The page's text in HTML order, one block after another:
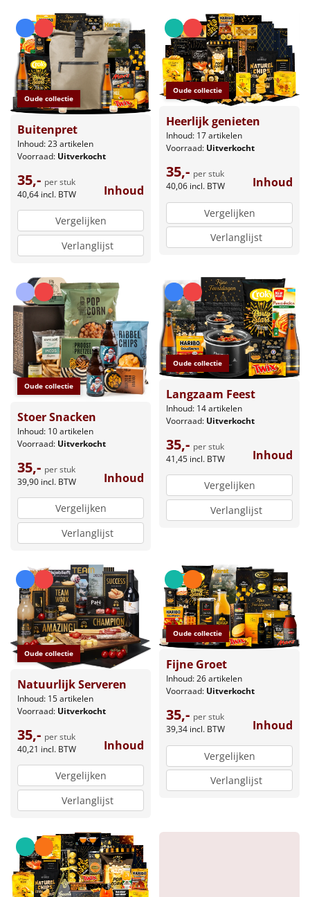
Oude collectie
Buitenpret
Inhoud: 23 artikelen
Voorraad: Uitverkocht
35,- per stuk
40,64 incl. BTW Inhoud
Vergelijken
Verlanglijst
Oude collectie
Heerlijk genieten
Inhoud: 17 artikelen
Voorraad: Uitverkocht
35,- per stuk
40,06 incl. BTW Inhoud
Vergelijken
Verlanglijst
Oude collectie
Stoer Snacken
Inhoud: 10 artikelen
Voorraad: Uitverkocht
35,- per stuk
39,90 incl. BTW Inhoud
Vergelijken
Verlanglijst
Oude collectie
Langzaam Feest
Inhoud: 14 artikelen
Voorraad: Uitverkocht
35,- per stuk
41,45 incl. BTW Inhoud
Vergelijken
Verlanglijst
Oude collectie
Natuurlijk Serveren
Inhoud: 15 artikelen
Voorraad: Uitverkocht
35,- per stuk
40,21 incl. BTW Inhoud
Vergelijken
Verlanglijst
Oude collectie
Fijne Groet
Inhoud: 26 artikelen
Voorraad: Uitverkocht
35,- per stuk
39,34 incl. BTW Inhoud
Vergelijken
Verlanglijst